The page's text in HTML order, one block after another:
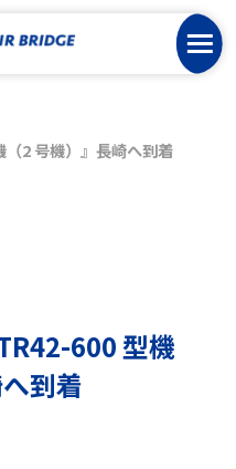
（2 号機）』長崎へ到着
600 型機
到着